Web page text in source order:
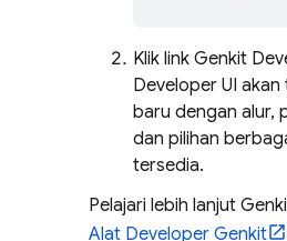
Klik link Genkit
Developer UI akan
baru dengan alur,
dan pilihan
tersedia.
Pelajari lebih lanjut
Alat Developer Genkit